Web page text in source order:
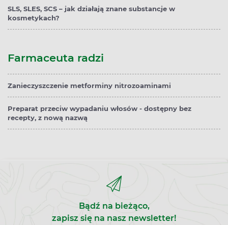
SLS, SLES, SCS – jak działają znane substancje w
kosmetykach?
Farmaceuta radzi
Zanieczyszczenie metforminy nitrozoaminami
Preparat przeciw wypadaniu włosów - dostępny bez
recepty, z nową nazwą
Bądź na bieżąco,
zapisz się na nasz newsletter!